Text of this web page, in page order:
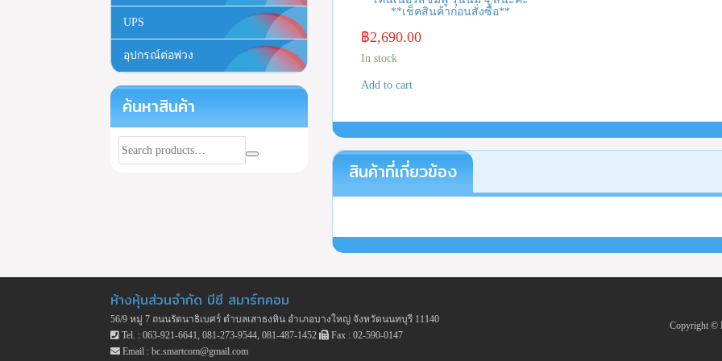
**เช็คสินค้าก่อนสั่งซื้อ**
฿2,690.00
In stock
Add to cart
สินค้าที่เกี่ยวข้อง
UPS
อุปกรณ์ต่อพ่วง
ค้นหาสินค้า
ห้างหุ้นส่วนจำกัด บีซี สมาร์ทคอม
56/9 หมู่ 7 ถนนรัตนาธิเบศร์ ตำบลเสาธงหิน อำเภอบางใหญ่ จังหวัดนนทบุรี 11140
Tel. : 063-921-6641, 081-273-9544, 081-487-1452
Fax : 02-590-0147
Email : bc.smartcom@gmail.com
Copyright ©